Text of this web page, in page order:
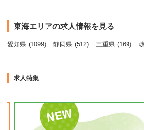
東海エリアの求人情報を見る
愛知県 (1099) 静岡県 (512) 三重県 (169)
求人特集